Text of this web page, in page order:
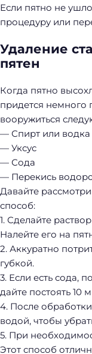
Если пятно не
процедуру или
Удаление
пятен
Когда пятно
придется немного
вооружиться
— Спирт или водка
— Уксус
— Сода
— Перекись
Давайте
способ:
1. Сделайте
Налейте его на
2. Аккуратно
губкой.
3. Если есть сода,
дайте постоять 10
4. После
водой, чтобы
5. При
Этот способ